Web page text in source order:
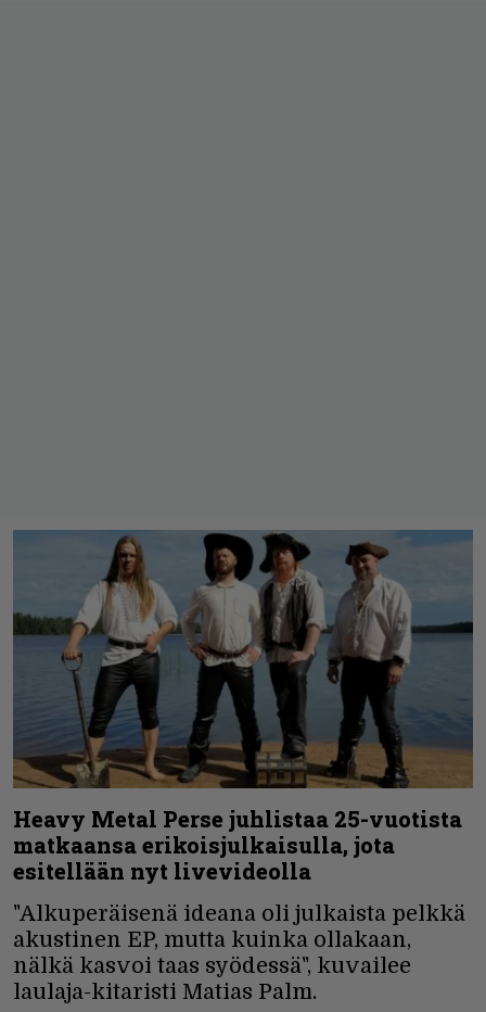
Heavy Metal Perse juhlistaa 25-vuotista
matkaansa erikoisjulkaisulla, jota
esitellään nyt livevideolla
"Alkuperäisenä ideana oli julkaista pelkkä
akustinen EP, mutta kuinka ollakaan,
nälkä kasvoi taas syödessä", kuvailee
laulaja-kitaristi Matias Palm.